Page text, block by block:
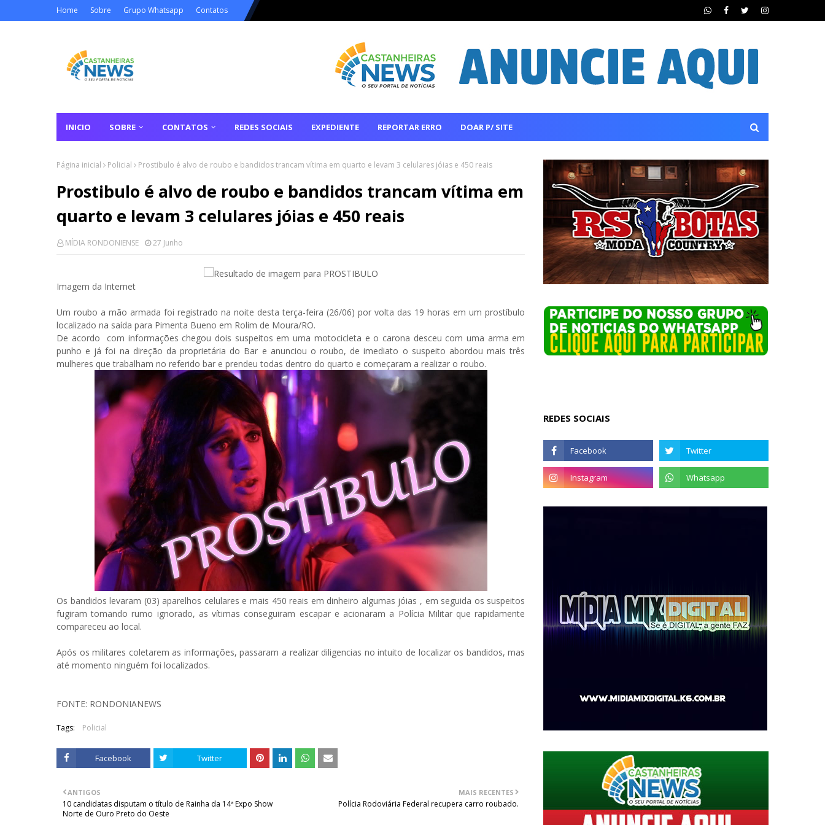
Home Sobre Grupo Whatsapp Contatos
INICIO SOBRE CONTATOS REDES SOCIAIS EXPEDIENTE REPORTAR ERRO DOAR P/ SITE
Página inicial Policial Prostibulo é alvo de roubo e bandidos trancam vítima em quarto e levam 3 celulares jóias e 450 reais
Prostibulo é alvo de roubo e bandidos trancam vítima em
quarto e levam 3 celulares jóias e 450 reais
MÍDIA RONDONIENSE 27 Junho
Imagem da Internet
Um roubo a mão armada foi registrado na noite desta terça-feira (26/06) por volta das 19 horas em um prostíbulo
localizado na saída para Pimenta Bueno em Rolim de Moura/RO.
De acordo com informações chegou dois suspeitos em uma motocicleta e o carona desceu com uma arma em
punho e já foi na direção da proprietária do Bar e anunciou o roubo, de imediato o suspeito abordou mais três
mulheres que trabalham no referido bar e prendeu todas dentro do quarto e começaram a realizar o roubo.
Os bandidos levaram (03) aparelhos celulares e mais 450 reais em dinheiro algumas jóias , em seguida os suspeitos
fugiram tomando rumo ignorado, as vítimas conseguiram escapar e acionaram a Polícia Militar que rapidamente
compareceu ao local.
Após os militares coletarem as informações, passaram a realizar diligencias no intuito de localizar os bandidos, mas
até momento ninguém foi localizados.
FONTE: RONDONIANEWS
Tags: Policial
Facebook Twitter
MAIS RECENTES
Polícia Rodoviária Federal recupera carro roubado.
ANTIGOS
10 candidatas disputam o título de Rainha da 14ª Expo Show
Norte de Ouro Preto do Oeste
REDES SOCIAIS